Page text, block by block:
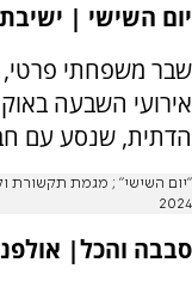
יום השישי |
שבר משפחתי
אירועי השבעה
הדתית, שנסע עם
"יום השישי" ; מגמת תקשורת
2024
סבבה והכל|